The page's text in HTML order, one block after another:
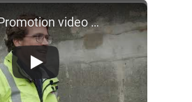
Final Promotion video WWT OPEX FR